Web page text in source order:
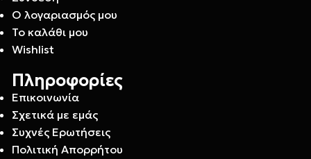
Ο λογαριασμός μου
Το καλάθι μου
Wishlist
Πληροφορίες
Επικοινωνία
Σχετικά με εμάς
Συχνές Ερωτήσεις
Πολιτική Απορρήτου